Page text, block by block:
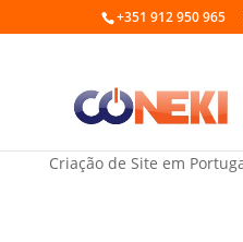
+351 912 950 965
Criação de Site em
Criação de Site em